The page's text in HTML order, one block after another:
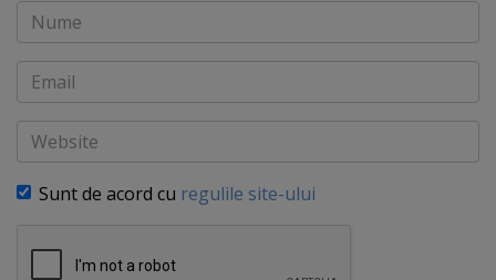
Nume
Email
Website
Sunt de acord cu regulile site-ului